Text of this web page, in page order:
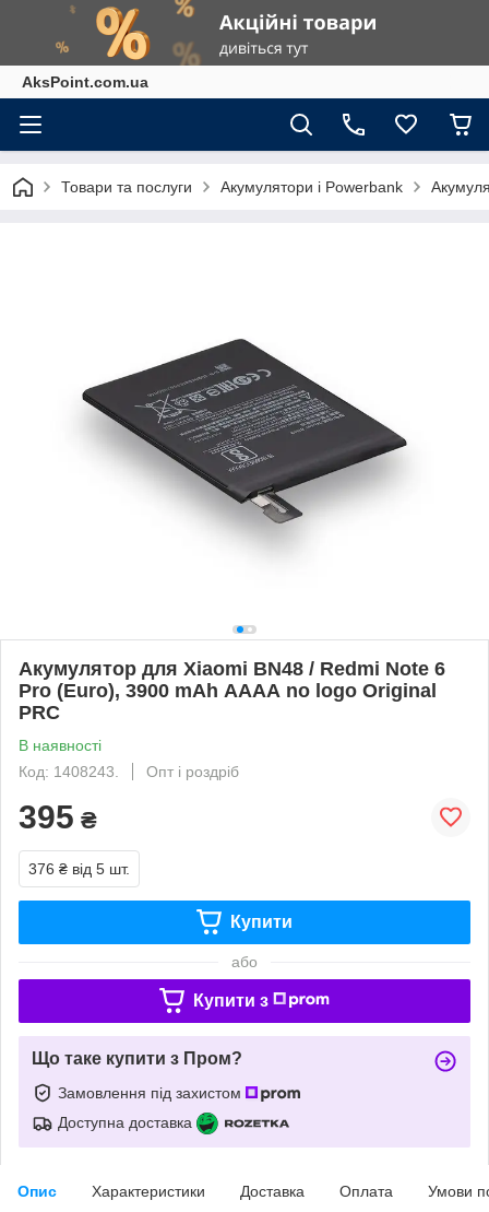
AksPoint.com.ua
Товари та послуги Акумулятори і Powerbank
Акумулятор для Xiaomi BN48 / Redmi Note 6
Pro (Euro), 3900 mAh АААА no logo Original
PRC
В наявності
Код: 1408243.
Опт і роздріб
395 ₴
376 ₴ від 5 шт.
Купити
або
Купити з
Що таке купити з Пром?
Замовлення під захистом
Доступна доставка
Опис Характеристики Доставка Оплата Умови